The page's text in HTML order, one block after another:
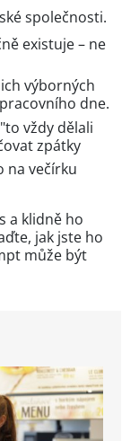
společnosti.
existuje – ne
výborných
dne.
vždy dělali
zpátky
na večírku
a klidně ho
jak jste ho
může být